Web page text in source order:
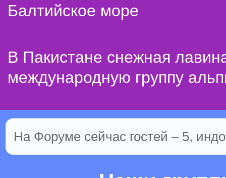
Балтийское море
В Пакистане снежная
международную группу
На Форуме сейчас гостей – 5,